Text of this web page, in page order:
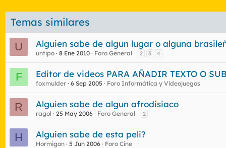
Temas similares
U
Alguien sabe de algun lugar o alguna
untipo 8 Ene 2010 Foro General 2 3 4
F Editor de videos PARA AÑADIR TEXTO O
foxmulder 6 Sep 2005 Foro Informática y Videojuegos
R Alguien sabe de algun afrodisiaco
ragol 25 May 2006 Foro General 2
H Alguien sabe de esta peli?
Hormigon 5 Jun 2006 Foro Cine